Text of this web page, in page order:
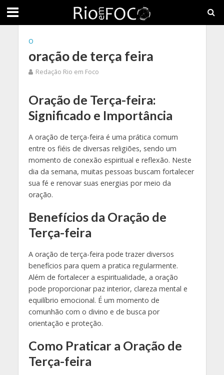
O
oração de terça feira
Redação Rio em Foco
Oração de Terça-feira:
Significado e Importância
A oração de terça-feira é uma prática comum
entre os fiéis de diversas religiões, sendo um
momento de conexão espiritual e reflexão. Neste
dia da semana, muitas pessoas buscam fortalecer
sua fé e renovar suas energias por meio da
oração.
Benefícios da Oração de
Terça-feira
A oração de terça-feira pode trazer diversos
benefícios para quem a pratica regularmente.
Além de fortalecer a espiritualidade, a oração
pode proporcionar paz interior, clareza mental e
equilíbrio emocional. É um momento de
comunhão com o divino e de busca por
orientação e proteção.
Como Praticar a Oração de
Terça-feira